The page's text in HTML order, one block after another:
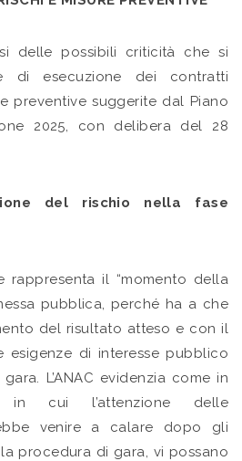
delle possibili criticità che si
di esecuzione dei contratti
preventive suggerite dal Piano
2025, con delibera del 28
del rischio nella fase
rappresenta il “momento della
pubblica, perché ha a che
del risultato atteso e con il
esigenze di interesse pubblico
L’ANAC evidenzia come in
in cui l’attenzione delle
venire a calare dopo gli
procedura di gara, vi possano